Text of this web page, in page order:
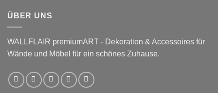
ÜBER UNS
WALLFLAIR premiumART - Dekoration & Accessoires für
Wände und Möbel für ein schönes Zuhause.